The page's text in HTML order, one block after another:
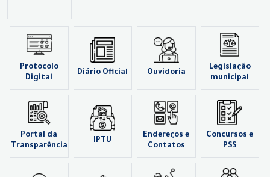
Protocolo
Digital
Diário Oficial Ouvidoria
Legislação
municipal
Portal da
Transparência
IPTU
Endereços e
Contatos
Concursos e
PSS